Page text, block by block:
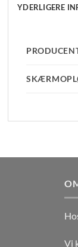
YDERLIGERE
Vi